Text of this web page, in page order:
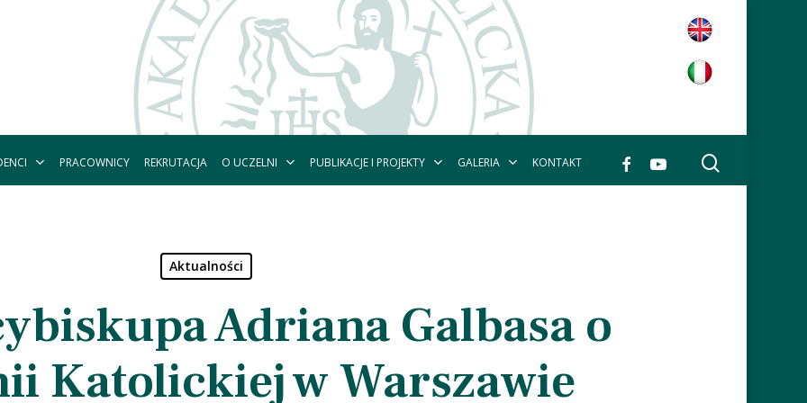
PRACOWNICY REKRUTACJA O UCZELNI PUBLIKACJE I PROJEKTY GALERIA KONTAKT facebookyoutube
Aktualności
Adriana Galbasa o
Katolickiej w Warszawie